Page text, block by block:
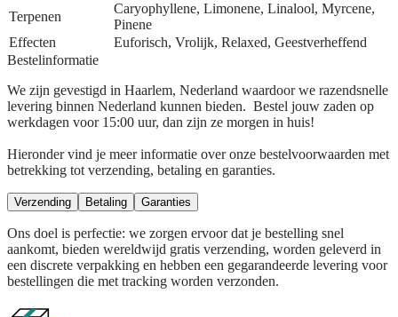
Terpenen
Caryophyllene, Limonene, Linalool, Myrcene,
Pinene
Effecten
Euforisch, Vrolijk, Relaxed, Geestverheffend
Bestelinformatie
We zijn gevestigd in Haarlem, Nederland waardoor we razendsnelle
levering binnen Nederland kunnen bieden. Bestel jouw zaden op
werkdagen voor 15:00 uur, dan zijn ze morgen in huis!
Hieronder vind je meer informatie over onze bestelvoorwaarden met
betrekking tot verzending, betaling en garanties.
Verzending Betaling Garanties
Ons doel is perfectie: we zorgen ervoor dat je bestelling snel
aankomt, bieden wereldwijd gratis verzending, worden geleverd in
een discrete verpakking en hebben een gegarandeerde levering voor
bestellingen die met tracking worden verzonden.